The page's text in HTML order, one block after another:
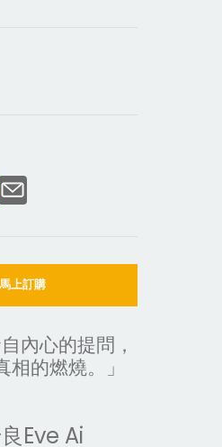
馬上訂購
內心的提問，
相的燃燒。」
Eve Ai